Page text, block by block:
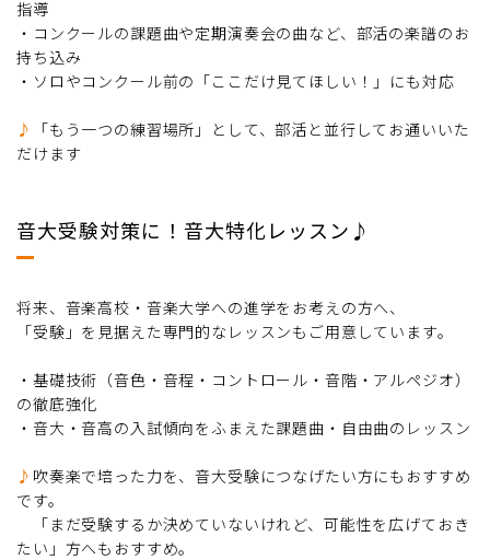
指導
・コンクールの課題曲や定期演奏会の曲など、部活の楽譜のお
持ち込み
・ソロやコンクール前の「ここだけ見てほしい！」にも対応
♪
「もう一つの練習場所」として、部活と並行してお通いいた
だけます
音大受験対策に！音大特化レッスン♪
将来、音楽高校・音楽大学への進学をお考えの方へ、
「受験」を見据えた専門的なレッスンもご用意しています。
・基礎技術（音色・音程・コントロール・音階・アルペジオ）
の徹底強化
・音大・音高の入試傾向をふまえた課題曲・自由曲のレッスン
♪ 吹奏楽で培った力を、音大受験につなげたい方にもおすすめ
です。
「まだ受験するか決めていないけれど、可能性を広げておき
たい」方へもおすすめ。